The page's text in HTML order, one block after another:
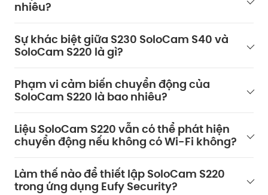
nhiêu?
Sự khác biệt giữa S230 SoloCam S40 và
SoloCam S220 là gì?
Phạm vi cảm biến chuyển động của
SoloCam S220 là bao nhiêu?
Liệu SoloCam S220 vẫn có thể phát hiện
chuyển động nếu không có Wi-Fi không?
Làm thế nào để thiết lập SoloCam S220
trong ứng dụng Eufy Security?